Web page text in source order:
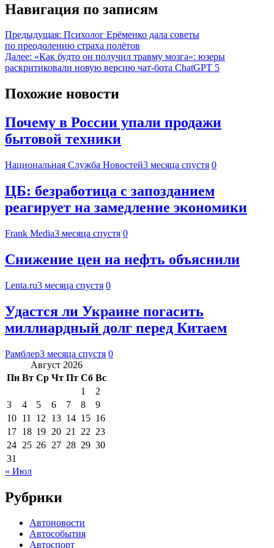
Навигация по записям
Предыдущая: Психолог Ерёменко дала советы
по преодолению страха полётов
Далее: «Как будто он получил травму мозга»: юзеры
раскритиковали новую версию чат-бота ChatGPT 5
Похожие новости
Почему в России упали продажи
бытовой техники
Национальная Служба Новостей3 месяца спустя 0
ЦБ: безработица с запозданием
реагирует на замедление экономики
Frank Media3 месяца спустя 0
Снижение цен на нефть объяснили
Lenta.ru3 месяца спустя 0
Удастся ли Украине погасить
миллиардный долг перед Китаем
Рамблер3 месяца спустя 0
Август 2026
Пн Вт Ср Чт Пт Сб Вс
1
2
3
4 5 6 7 8
9
10 11 12 13 14 15 16
17 18 19 20 21 22 23
24 25 26 27 28 29 30
31
« Июл
Рубрики
Автоновости
Автособытия
Автоспорт